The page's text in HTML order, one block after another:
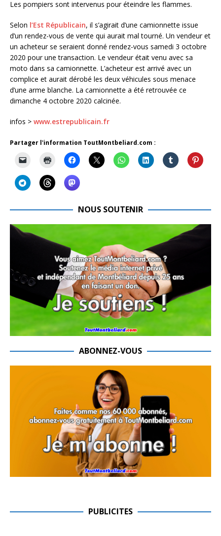
Les pompiers sont intervenus pour éteindre les flammes.
Selon l’Est Républicain, il s’agirait d’une camionnette issue
d’un rendez-vous de vente qui aurait mal tourné. Un vendeur et
un acheteur se seraient donné rendez-vous samedi 3 octobre
2020 pour une transaction. Le vendeur était venu avec sa
moto dans sa camionnette. L’acheteur est arrivé avec un
complice et aurait dérobé les deux véhicules sous menace
d’une arme blanche. La camionnette a été retrouvée ce
dimanche 4 octobre 2020 calcinée.
infos > www.estrepublicain.fr
Partager l'information ToutMontbeliard.com :
NOUS SOUTENIR
ABONNEZ-VOUS
PUBLICITES